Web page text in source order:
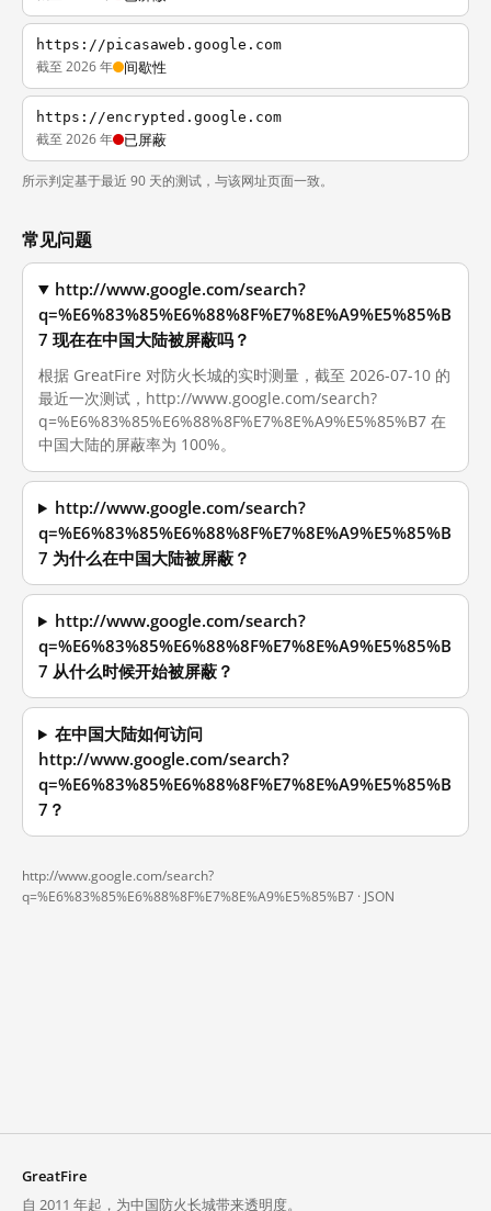
https://picasaweb.google.com
截至 2026 年 间歇性
https://encrypted.google.com
截至 2026 年 已屏蔽
所示判定基于最近 90 天的测试，与该网址页面一致。
常见问题
http://www.google.com/search?
q=%E6%83%85%E6%88%8F%E7%8E%A9%E5%85%B
7 现在在中国大陆被屏蔽吗？
根据 GreatFire 对防火长城的实时测量，截至 2026-07-10 的
最近一次测试，http://www.google.com/search?
q=%E6%83%85%E6%88%8F%E7%8E%A9%E5%85%B7 在
中国大陆的屏蔽率为 100%。
http://www.google.com/search?
q=%E6%83%85%E6%88%8F%E7%8E%A9%E5%85%B
7 为什么在中国大陆被屏蔽？
http://www.google.com/search?
q=%E6%83%85%E6%88%8F%E7%8E%A9%E5%85%B
7 从什么时候开始被屏蔽？
在中国大陆如何访问
http://www.google.com/search?
q=%E6%83%85%E6%88%8F%E7%8E%A9%E5%85%B
7？
http://www.google.com/search?
q=%E6%83%85%E6%88%8F%E7%8E%A9%E5%85%B7 · JSON
GreatFire
自 2011 年起，为中国防火长城带来透明度。